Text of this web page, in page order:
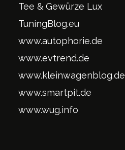
Tee & Gewürze Lux
TuningBlog.eu
www.autophorie.de
www.evtrend.de
www.kleinwagenblog.de
www.smartpit.de
www.wug.info